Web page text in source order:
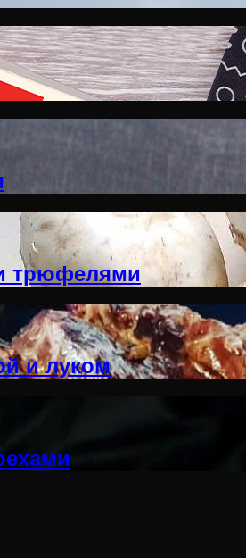
трюфелями
и луком